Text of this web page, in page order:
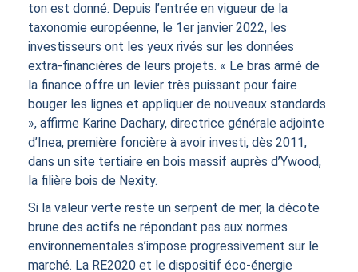
ton est donné. Depuis l’entrée en vigueur de la
taxonomie européenne, le 1er janvier 2022, les
investisseurs ont les yeux rivés sur les données
extra-financières de leurs projets. « Le bras armé de
la finance offre un levier très puissant pour faire
bouger les lignes et appliquer de nouveaux standards
», affirme Karine Dachary, directrice générale adjointe
d’Inea, première foncière à avoir investi, dès 2011,
dans un site tertiaire en bois massif auprès d’Ywood,
la filière bois de Nexity.
Si la valeur verte reste un serpent de mer, la décote
brune des actifs ne répondant pas aux normes
environnementales s’impose progressivement sur le
marché. La RE2020 et le dispositif éco-énergie